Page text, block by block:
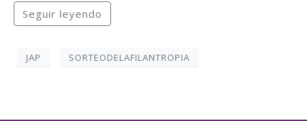
Seguir leyendo
JAP SORTEODELAFILANTROPIA